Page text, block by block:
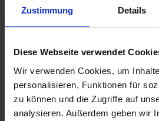
Zustimmung Details
Diese Webseite verwendet
Wir verwenden Cookies, um
personalisieren, Funktionen für
zu können und die Zugriffe auf
analysieren. Außerdem geben wir
Lieferung
118,40 €pro 5 l
zzgl. 19% MwSt.
22 Batalin